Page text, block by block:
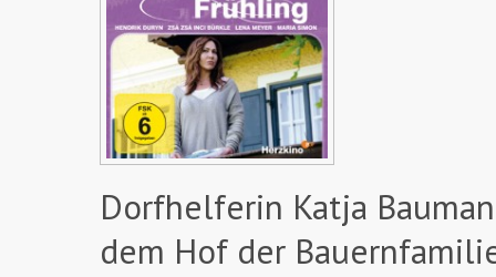
Dorfhelferin Katja
dem Hof der